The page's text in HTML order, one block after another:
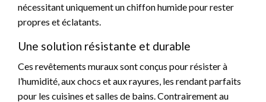
nécessitant uniquement un chiffon humide pour rester
propres et éclatants.
Une solution résistante et durable
Ces revêtements muraux sont conçus pour résister à
l’humidité, aux chocs et aux rayures, les rendant parfaits
pour les cuisines et salles de bains. Contrairement au